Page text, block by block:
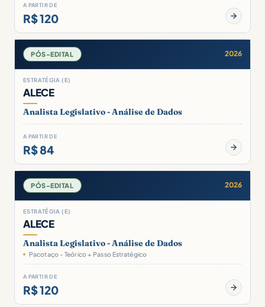
A PARTIR DE
R$ 120
PÓS-EDITAL 2026
ESTRATÉGIA (E)
ALECE
Analista Legislativo - Análise de Dados
A PARTIR DE
R$ 84
PÓS-EDITAL 2026
ESTRATÉGIA (E)
ALECE
Analista Legislativo - Análise de Dados
Pacotaço - Teórico + Passo Estratégico
A PARTIR DE
R$ 120